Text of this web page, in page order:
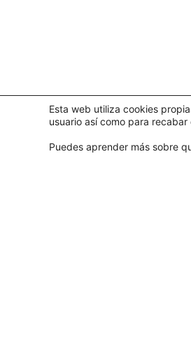
Esta web utiliza cookies
usuario así como para
Puedes aprender más sobre